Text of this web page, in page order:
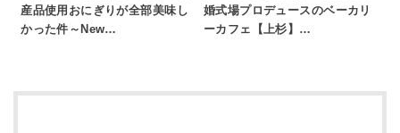
産品使用おにぎりが全部美味し
かった件～New…
婚式場プロデュースのベーカリ
ーカフェ【上杉】…